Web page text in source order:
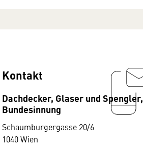
Kontakt
Dachdecker, Glaser und Spengler,
Bundesinnung
Schaumburgergasse 20/6
1040 Wien